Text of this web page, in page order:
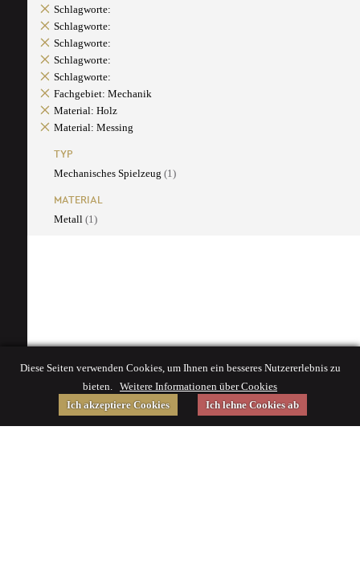
Schlagworte:
Schlagworte:
Schlagworte:
Schlagworte:
Schlagworte:
Fachgebiet: Mechanik
Material: Holz
Material: Messing
TYP
Mechanisches Spielzeug (1)
MATERIAL
Metall (1)
Diese Seiten verwenden Cookies, um Ihnen ein besseres Nutzererlebnis zu
bieten. Weitere Informationen über Cookies
Ich akzeptiere Cookies
Ich lehne Cookies ab